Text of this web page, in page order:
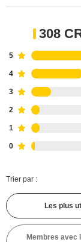
308
5
4
3
2
1
0
Trier par :
Les plus
Membres avec